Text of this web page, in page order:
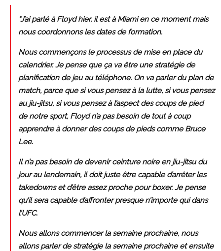
“J’ai parlé à Floyd hier, il est à Miami en ce moment mais
nous coordonnons les dates de formation.
Nous commençons le processus de mise en place du
calendrier. Je pense que ça va être une stratégie de
planification de jeu au téléphone. On va parler du plan de
match, parce que si vous pensez à la lutte, si vous pensez
au jiu-jitsu, si vous pensez à l’aspect des coups de pied
de notre sport, Floyd n’a pas besoin de tout à coup
apprendre à donner des coups de pieds comme Bruce
Lee.
Il n’a pas besoin de devenir ceinture noire en jiu-jitsu du
jour au lendemain, il doit juste être capable d’arrêter les
takedownset d’être assez proche pour boxer. Je pense
qu’il sera capable d’affronter presque n’importe qui dans
l’UFC.
Nous allons commencer la semaine prochaine, nous
allons parler de stratégie la semaine prochaine et ensuite